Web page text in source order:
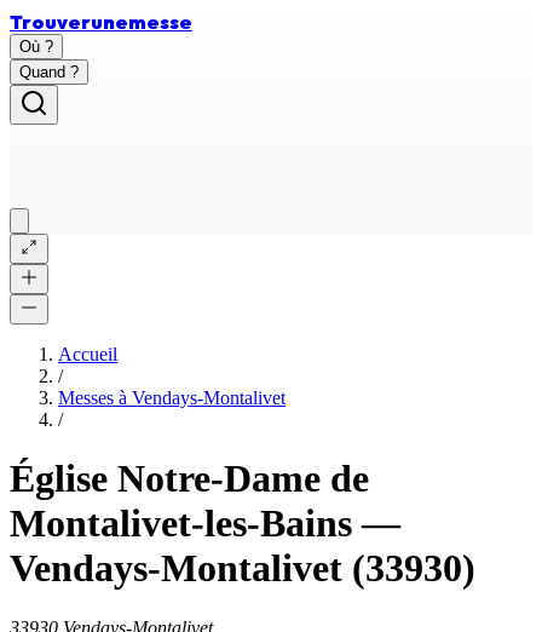
Trouverunemesse
Où ?
Quand ?
Accueil
/
Messes à Vendays-Montalivet
/
Église Notre-Dame de
Montalivet-les-Bains—
Vendays-Montalivet (33930)
33930 Vendays-Montalivet